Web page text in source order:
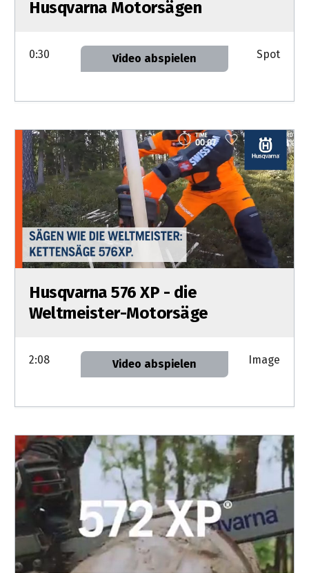
Husqvarna Motorsägen
0:30 Video abspielen Spot
Husqvarna 576 XP - die
Weltmeister-Motorsäge
2:08 Video abspielen Image